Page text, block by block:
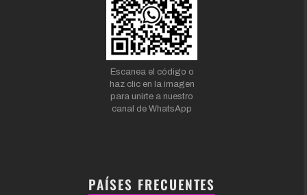
Escanea el código o
haz clic en la imagen
para unirte a nuestro
canal de WhatsApp
PAÍSES FRECUENTES